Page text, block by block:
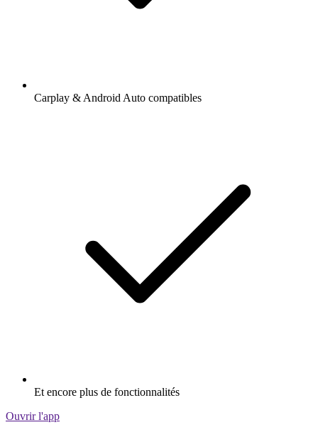
Carplay & Android Auto compatibles
Et encore plus de fonctionnalités
Ouvrir l'app